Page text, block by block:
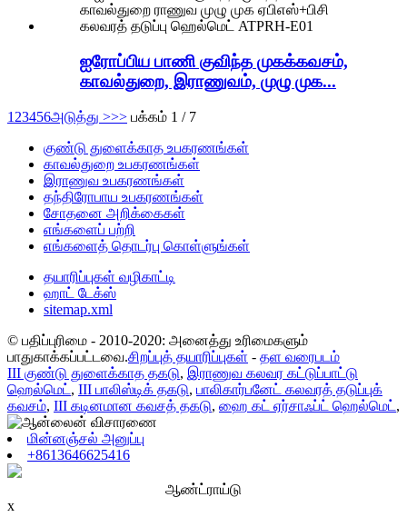
ஐரோப்பிய பாணி குவிந்த முகக்கவசம்,
காவல்துறை, இராணுவம், முழு முக...
1 23456அடுத்து >>> பக்கம் 1 / 7
குண்டு துளைக்காத உபகரணங்கள்
காவல்துறை உபகரணங்கள்
இராணுவ உபகரணங்கள்
தந்திரோபாய உபகரணங்கள்
சோதனை அறிக்கைகள்
எங்களைப் பற்றி
எங்களைத் தொடர்பு கொள்ளுங்கள்
தயாரிப்புகள் வழிகாட்டி
ஹாட் டேக்ஸ்
sitemap.xml
© பதிப்புரிமை - 2010-2020: அனைத்து உரிமைகளும்
பாதுகாக்கப்பட்டவை.சிறப்புத் தயாரிப்புகள் - தள வரைபடம்
III குண்டு துளைக்காத தகடு, இராணுவ கலவர கட்டுப்பாட்டு
ஹெல்மெட் , III பாலிஸ்டிக் தகடு, பாலிகார்பனேட் கலவரத் தடுப்புக்
கவசம், III கடினமான கவசத் தகடு, ஹை கட் ஏர்சாஃப்ட் ஹெல்மெட் ,
மின்னஞ்சல் அனுப்பு
+8613646625416
ஆண்ட்ராய்டு
x